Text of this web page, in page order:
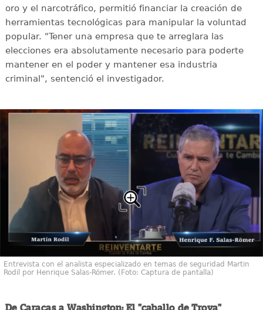
oro y el narcotráfico, permitió financiar la creación de
herramientas tecnológicas para manipular la voluntad
popular. "Tener una empresa que te arreglara las
elecciones era absolutamente necesario para poderte
mantener en el poder y mantener esa industria
criminal", sentenció el investigador.
Entrevista con el analista especializado en temas de seguridad Martin
Rodil por Henrique Salas-Römer. (Foto: Captura de pantalla)
De Caracas a Washington: El "caballo de Troya"